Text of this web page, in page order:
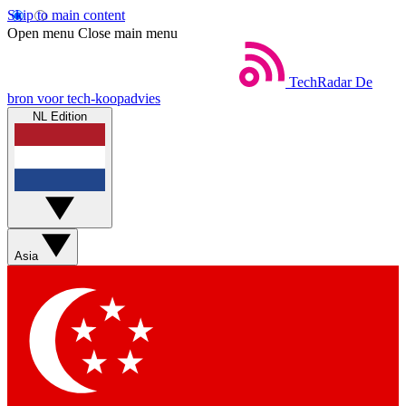
Skip to main content
Open menu Close main menu
TechRadar De
bron voor tech-koopadvies
NL Edition
Asia